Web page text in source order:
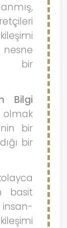
bir
Bilgi
bir
bir
basit
insan-